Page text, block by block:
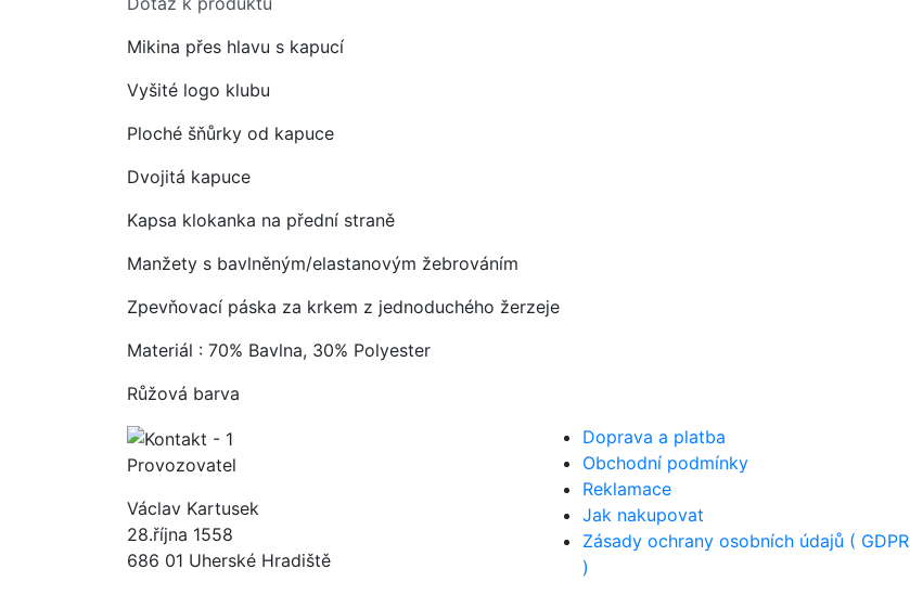
Mikina přes hlavu s kapucí
Vyšité logo klubu
Ploché šňůrky od kapuce
Dvojitá kapuce
Kapsa klokanka na přední straně
Manžety s bavlněným/elastanovým žebrováním
Zpevňovací páska za krkem z jednoduchého žerzeje
Materiál : 70% Bavlna, 30% Polyester
Růžová barva
Provozovatel
Václav Kartusek
28.října 1558
686 01 Uherské Hradiště
Doprava a platba
Obchodní podmínky
Reklamace
Jak nakupovat
Zásady ochrany osobních údajů ( GDPR
)